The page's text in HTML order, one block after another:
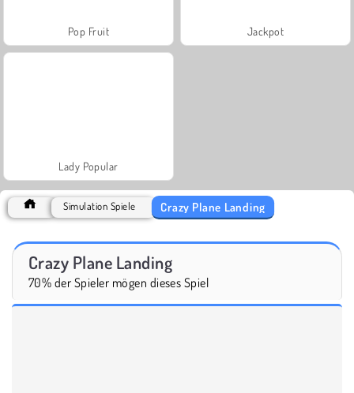
Pop Fruit Jackpot
Lady Popular
Simulation Spiele Crazy Plane Landing
Crazy Plane Landing
70% der Spieler mögen dieses Spiel